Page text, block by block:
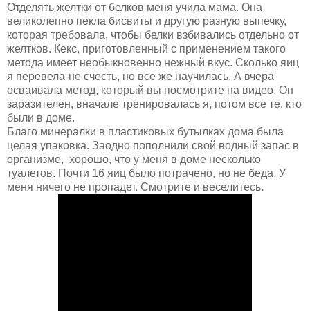
Отделять желтки от белков меня учила мама. Она
великолепно пекла бисвиты и другую разную выпечку,
которая требовала, чтобы белки взбивались отдельно от
желтков. Кекс, приготовленный с применением такого
метода имеет необыкновенно нежный вкус. Сколько яиц
я перевела-не счесть, но все же научилась. А вчера
осваивала метод, который вы посмотрите на видео. Он
заразителен, вначале тренировалась я, потом все те, кто
были в доме.
Благо минералки в пластиковых бутылках дома была
целая упаковка. Заодно пополнили свой водный запас в
организме, хорошо, что у меня в доме несколько
туалетов. Почти 16 яиц было потрачено, но не беда. У
меня ничего не пропадет. Смотрите и веселитесь.